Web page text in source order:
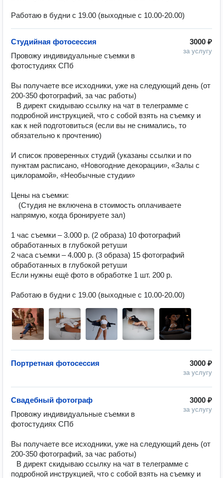
Работаю в будни с 19.00 (выходные с 10.00-20.00)
3000 ₽
за услугу
Студийная фотосессия
Провожу индивидуальные съемки в
фотостудиях СПб ⠀ ⠀
Вы получаете все исходники, уже на следующий день (от
200-350 фотографий, за час работы) ⠀ ⠀
⠀В директ скидываю ссылку на чат в телеграмме с
подробной инструкцией, что с собой взять на съемку и
как к ней подготовиться (если вы не снимались, то
обязательно к прочтению) ⠀ ⠀
И список проверенных студий (указаны ссылки и по
пунктам расписано, «Новогодние декорации», «Залы с
циклорамой», «Необычные студии» ⠀
Цены на съемки: ⠀
⠀ (Студия не включена в стоимость оплачиваете
напрямую, когда бронируете зал) ⠀
1 час съемки – 3.000 р. (2 образа) 10 фотографий
обработанных в глубокой ретуши
2 часа съемки – 4.000 р. (3 образа) 15 фотографий
обработанных в глубокой ретуши
Если нужны ещё фото в обработке 1 шт. 200 р.
Работаю в будни с 19.00 (выходные с 10.00-20.00)
3000 ₽
за услугу
Портретная фотосессия
3000 ₽
за услугу
Свадебный фотограф
Провожу индивидуальные съемки в
фотостудиях СПб ⠀ ⠀
Вы получаете все исходники, уже на следующий день (от
200-350 фотографий, за час работы) ⠀ ⠀
⠀В директ скидываю ссылку на чат в телеграмме с
подробной инструкцией, что с собой взять на съемку и